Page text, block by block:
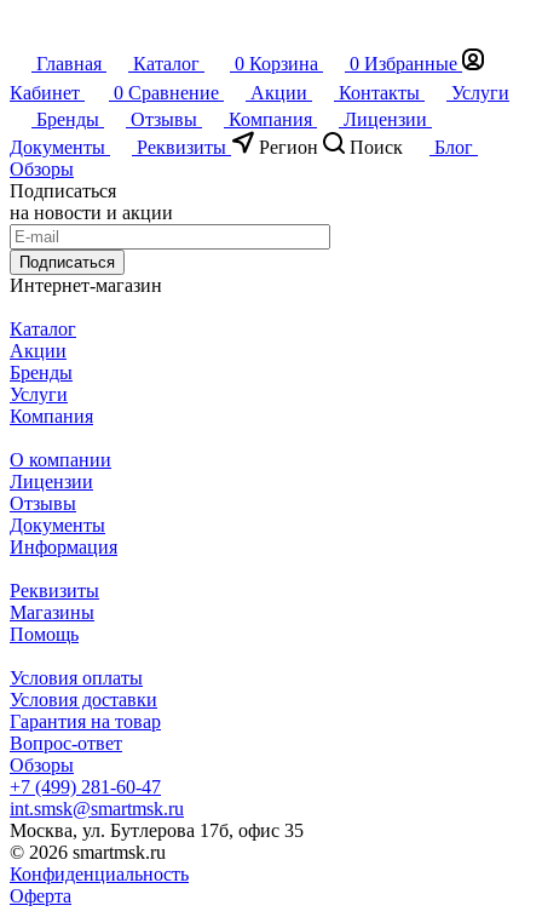
Главная Каталог 0 Корзина 0 Избранные
Кабинет
0 Сравнение Акции Контакты
Услуги
Бренды
Отзывы Компания
Лицензии
Документы
Реквизиты Регион Поиск
Блог
Обзоры
Подписаться
на новости и акции
Подписаться
Интернет-магазин
Каталог
Акции
Бренды
Услуги
Компания
О компании
Лицензии
Отзывы
Документы
Информация
Реквизиты
Магазины
Помощь
Условия оплаты
Условия доставки
Гарантия на товар
Вопрос-ответ
Обзоры
+7 (499) 281-60-47
int.smsk@smartmsk.ru
Москва, ул. Бутлерова 17б, офис 35
© 2026 smartmsk.ru
Конфиденциальность
Оферта